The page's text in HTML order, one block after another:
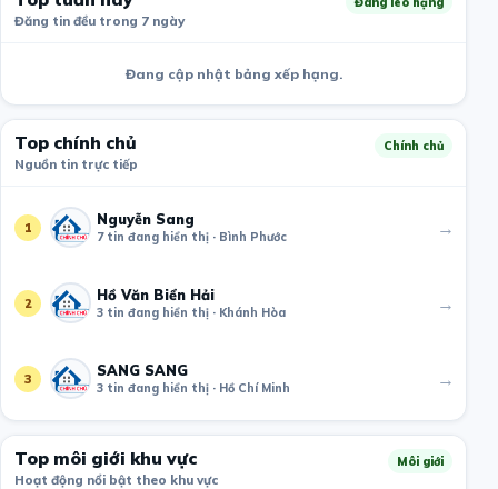
Đăng tin đều trong 7 ngày
Đang cập nhật bảng xếp hạng.
Top chính chủ
Nguồn tin trực tiếp
Chính chủ
1 Nguyễn Sang
7 tin đang hiển thị · Bình Phước →
2 Hồ Văn Biển Hải
3 tin đang hiển thị · Khánh Hòa →
3 SANG SANG
3 tin đang hiển thị · Hồ Chí Minh →
Top môi giới khu vực
Hoạt động nổi bật theo khu vực
Môi giới